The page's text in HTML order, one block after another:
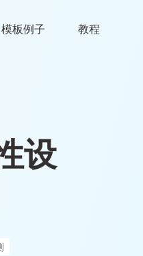
模板例子 教程
设